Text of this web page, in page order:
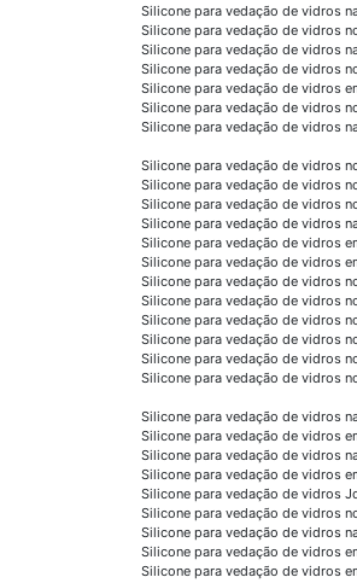
Silicone para vedação de vidros
Silicone para vedação de vidros
Silicone para vedação de vidros
Silicone para vedação de vidros
Silicone para vedação de vidros
Silicone para vedação de vidros
Silicone para vedação de vidros
Silicone para vedação de vidros
Silicone para vedação de vidros
Silicone para vedação de vidros
Silicone para vedação de vidros
Silicone para vedação de vidros
Silicone para vedação de vidros
Silicone para vedação de vidros
Silicone para vedação de vidros
Silicone para vedação de vidros
Silicone para vedação de vidros
Silicone para vedação de vidros
Silicone para vedação de vidros
Silicone para vedação de vidros
Silicone para vedação de vidros
Silicone para vedação de vidros
Silicone para vedação de vidros
Silicone para vedação de vidros
Silicone para vedação de vidros
Silicone para vedação de vidros
Silicone para vedação de vidros
Silicone para vedação de vidros